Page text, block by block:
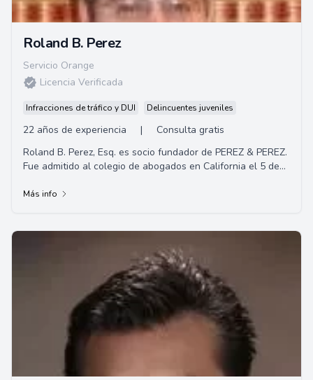
Roland B. Perez
Servicio Orange
Licencia Verificada
Infracciones de tráfico y DUI Delincuentes juveniles
22 años de experiencia |
Consulta gratis
Roland B. Perez, Esq. es socio fundador de PEREZ & PEREZ.
Fue admitido al colegio de abogados en California el 5 de
Más info